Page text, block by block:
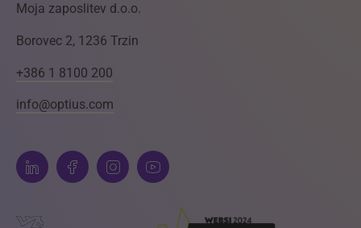
Moja zaposlitev d.o.o.
Borovec 2, 1236 Trzin
+386 1 8100 200
info@optius.com